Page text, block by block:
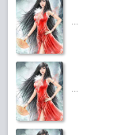
...
...